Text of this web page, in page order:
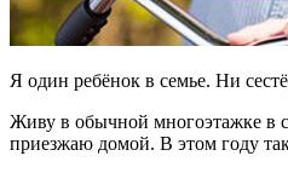
Я один ребёнок в семье. Ни
Живу в обычной многоэтажке в
приезжаю домой. В этом году